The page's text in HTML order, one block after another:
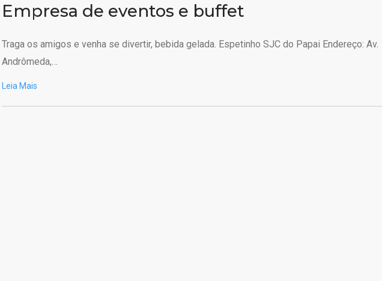
Empresa de eventos e buffet
Traga os amigos e venha se divertir, bebida gelada. Espetinho SJC do Papai Endereço: Av.
Andrômeda,…
Leia Mais